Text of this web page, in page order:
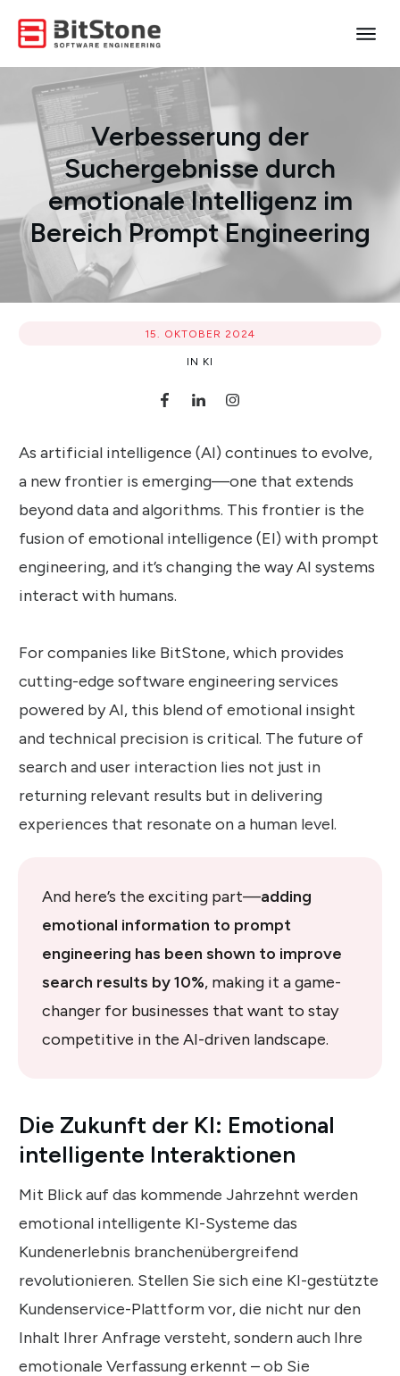
Verbesserung der
Suchergebnisse durch
emotionale Intelligenz im
Bereich Prompt Engineering
15. OKTOBER 2024
IN KI
As artificial intelligence (AI) continues to evolve,
a new frontier is emerging—one that extends
beyond data and algorithms. This frontier is the
fusion of emotional intelligence (EI) with prompt
engineering, and it’s changing the way AI systems
interact with humans.
For companies like BitStone, which provides
cutting-edge software engineering services
powered by AI, this blend of emotional insight
and technical precision is critical. The future of
search and user interaction lies not just in
returning relevant results but in delivering
experiences that resonate on a human level.
And here’s the exciting part—adding
emotional information to prompt
engineering has been shown to improve
search results by 10%, making it a game-
changer for businesses that want to stay
competitive in the AI-driven landscape.
Die Zukunft der KI: Emotional
intelligente Interaktionen
Mit Blick auf das kommende Jahrzehnt werden
emotional intelligente KI-Systeme das
Kundenerlebnis branchenübergreifend
revolutionieren. Stellen Sie sich eine KI-gestützte
Kundenservice-Plattform vor, die nicht nur den
Inhalt Ihrer Anfrage versteht, sondern auch Ihre
emotionale Verfassung erkennt – ob Sie